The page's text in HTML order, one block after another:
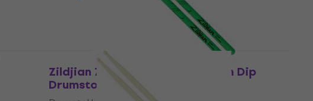
Zildjian Z5AMDG 5A Maple Green Dip
Drumstokken